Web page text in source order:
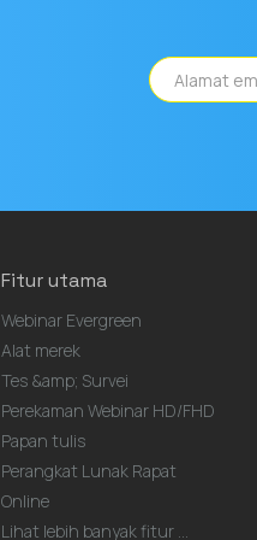
Fitur utama
Webinar Evergreen
Alat merek
Tes &amp; Survei
Perekaman Webinar HD/FHD
Papan tulis
Perangkat Lunak Rapat
Online
Lihat lebih banyak fitur ...